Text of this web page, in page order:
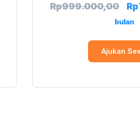
Rp999.000,00 Rp
bulan
Ajukan